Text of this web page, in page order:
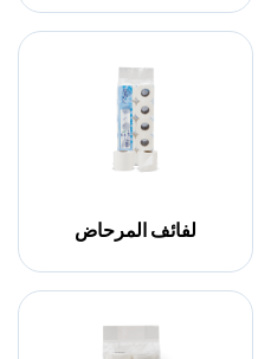
لفائف المرحاض